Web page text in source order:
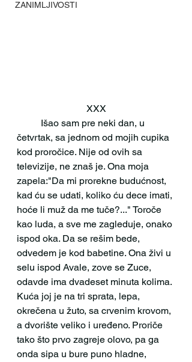
ZANIMLJIVOSTI
XXX
četvrtak, sa jednom od mojih cupika
kod proročice. Nije od ovih sa
televizije, ne znaš je. Ona moja
zapela:"Da mi prorekne budućnost,
kad ću se udati, koliko ću dece imati,
hoće li muž da me tuče?..." Toroče
kao luda, a sve me zagleduje, onako
ispod oka. Da se rešim bede,
odvedem je kod babetine. Ona živi u
selu ispod Avale, zove se Zuce,
odavde ima dvadeset minuta kolima.
Kuća joj je na tri sprata, lepa,
okrečena u žuto, sa crvenim krovom,
a dvorište veliko i uređeno. Proriče
tako što prvo zagreje olovo, pa ga
onda sipa u bure puno hladne,